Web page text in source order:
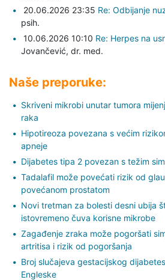
20.06.2026 23:35 Re: Odbijanje
psih.
10.06.2026 10:10 Re: Herpes na
Jovančević, dr. med.
Naše preporuke:
Skriveni mikrobi unutar tumora
raka
Hipotireoza povezana s većim
apneje
Dijabetes tipa 2 povezan s težim
Tadalafil može povećati rizik od
povećanom prostatom
Novi tretman za bolesti desni ubija
istovremeno čuva korisne mikrobe
Zagađenje zraka može pogoršati
artritisa i rizik od pogoršanja
Broj slučajeva gestacijskog
Engleske